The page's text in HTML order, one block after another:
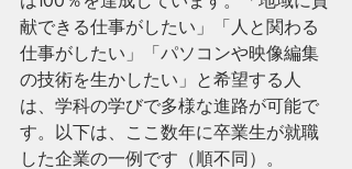
献できる仕事がしたい」「人と関わる
仕事がしたい」「パソコンや映像編集
の技術を生かしたい」と希望する人
は、学科の学びで多様な進路が可能で
す。以下は、ここ数年に卒業生が就職
した企業の一例です（順不同）。